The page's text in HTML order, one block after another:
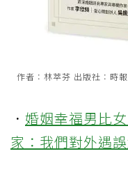
作者：林萃芬 出版社：時
． 婚姻幸福男比
家：我們對外遇